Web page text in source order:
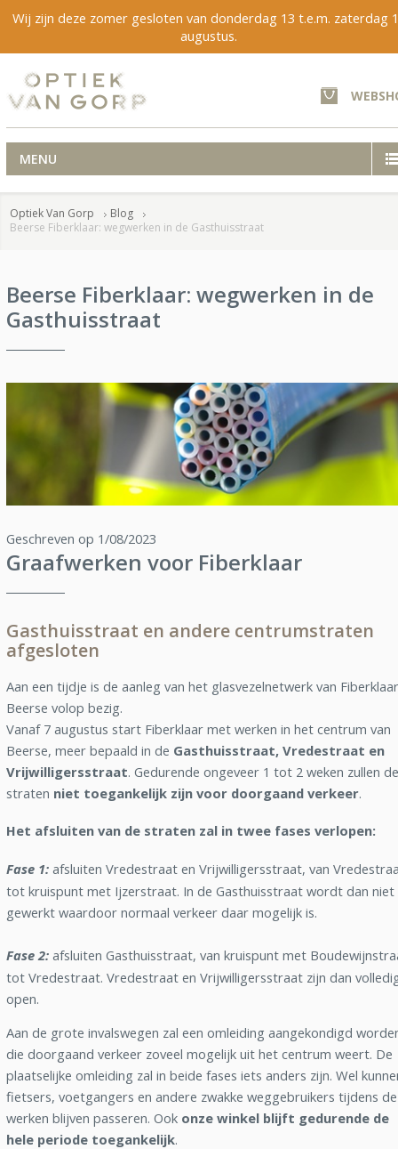
Wij zijn deze zomer gesloten van donderdag 13 t.e.m. zaterdag
augustus.
MENU
Optiek Van Gorp
Blog
Beerse Fiberklaar: wegwerken in de Gasthuisstraat
Beerse Fiberklaar: wegwerken in de
Gasthuisstraat
Geschreven op 1/08/2023
Graafwerken voor Fiberklaar
Gasthuisstraat en andere centrumstraten
afgesloten
Aan een tijdje is de aanleg van het glasvezelnetwerk van
Beerse volop bezig.
Vanaf 7 augustus start Fiberklaar met werken in het centrum van
Beerse, meer bepaald in de Gasthuisstraat, Vredestraat en
Vrijwilligersstraat. Gedurende ongeveer 1 tot 2 weken zullen
straten niet toegankelijk zijn voor doorgaand verkeer.
Het afsluiten van de straten zal in twee fases verlopen:
Fase 1: afsluiten Vredestraat en Vrijwilligersstraat, van
tot kruispunt met Ijzerstraat. In de Gasthuisstraat wordt dan niet
gewerkt waardoor normaal verkeer daar mogelijk is.
Fase 2: afsluiten Gasthuisstraat, van kruispunt met
tot Vredestraat. Vredestraat en Vrijwilligersstraat zijn dan
open.
Aan de grote invalswegen zal een omleiding aangekondigd
die doorgaand verkeer zoveel mogelijk uit het centrum weert. De
plaatselijke omleiding zal in beide fases iets anders zijn. Wel
fietsers, voetgangers en andere zwakke weggebruikers tijdens de
werken blijven passeren. Ook onze winkel blijft gedurende de
hele periode toegankelijk.